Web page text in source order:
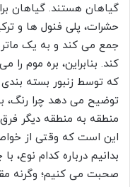
گیاهان هستند. گیاهان
حشرات، پلی فنول ها و
جمع می کند و به یک
کند. بنابراین، بره موم
که توسط زنبور بسته
توضیح می دهد چرا رنگ،
منطقه به منطقه دیگر
این است که وقتی از
بدانیم درباره کدام نوع،
صحبت می کنیم؛ وگرنه